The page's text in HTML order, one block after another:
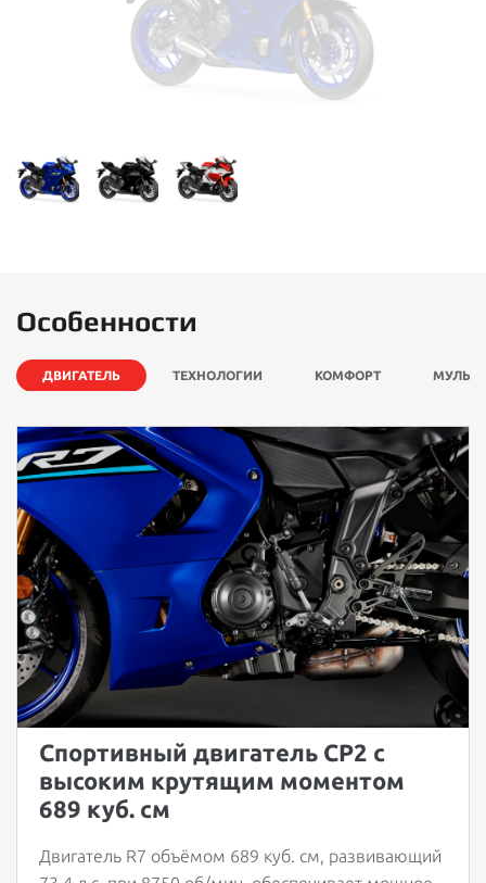
Особенности
ДВИГАТЕЛЬ ТЕХНОЛОГИИ КОМФОРТ
Спортивный двигатель CP2 с
высоким крутящим моментом
689 куб. см
Двигатель R7 объёмом 689 куб. см, развивающий